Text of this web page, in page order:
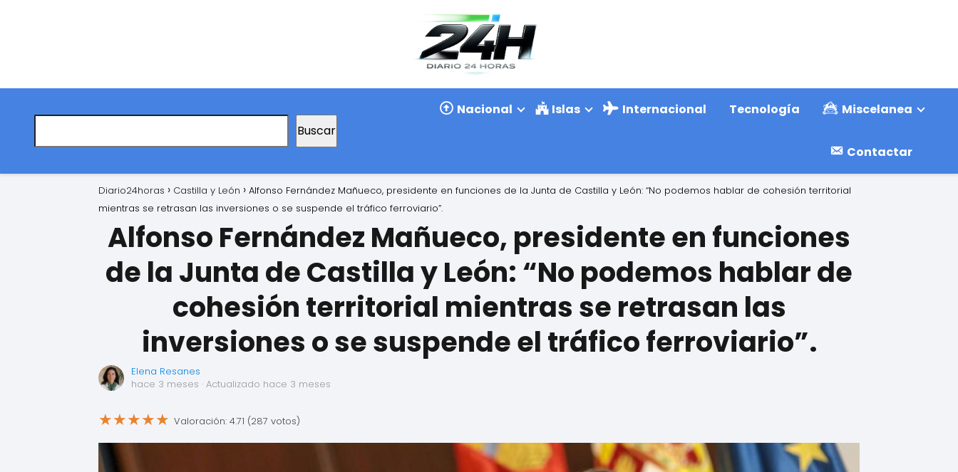
Buscar
Nacional Islas Internacional Tecnología Miscelanea
Contactar
Diario24horas Castilla y León
Alfonso Fernández Mañueco, presidente en funciones de la Junta de Castilla y León: “No podemos hablar de cohesión territorial
mientras se retrasan las inversiones o se suspende el tráfico ferroviario”.
Alfonso Fernández Mañueco, presidente en funciones
de la Junta de Castilla y León: “No podemos hablar de
cohesión territorial mientras se retrasan las
inversiones o se suspende el tráfico ferroviario”.
Elena Resanes
hace 3 meses · Actualizado hace 3 meses
★★★★★ Valoración: 4.71 (287 votos)